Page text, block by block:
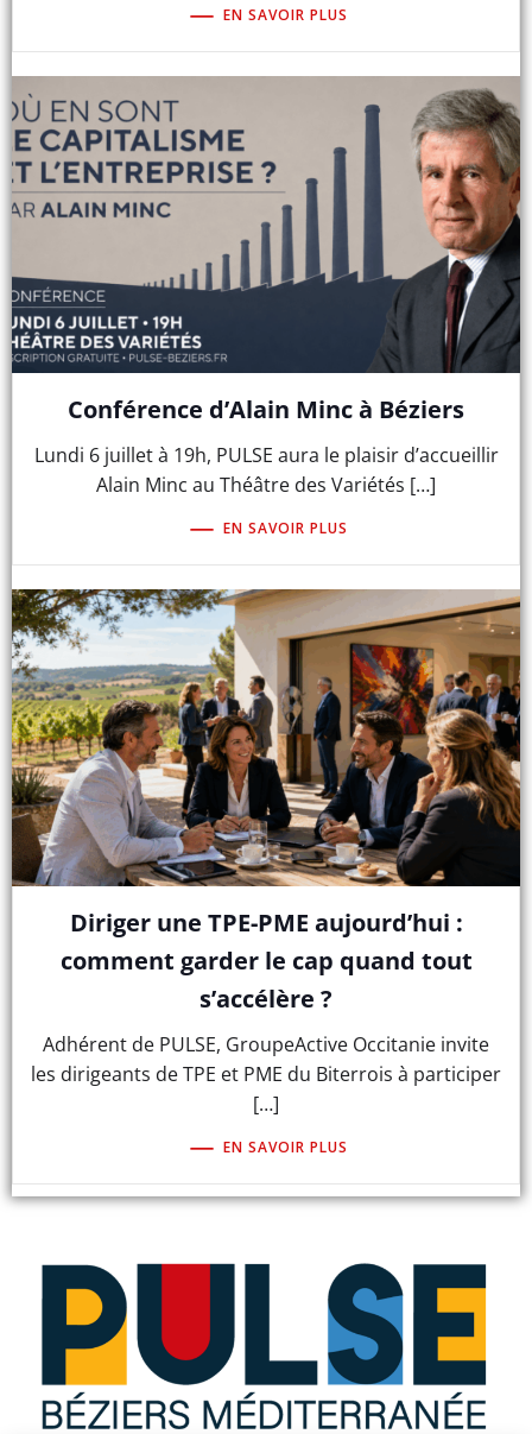
EN SAVOIR PLUS
Conférence d’Alain Minc à Béziers
Lundi 6 juillet à 19h, PULSE aura le plaisir d’accueillir
Alain Minc au Théâtre des Variétés […]
EN SAVOIR PLUS
Diriger une TPE-PME aujourd’hui :
comment garder le cap quand tout
s’accélère ?
Adhérent de PULSE, GroupeActive Occitanie invite
les dirigeants de TPE et PME du Biterrois à participer
[…]
EN SAVOIR PLUS